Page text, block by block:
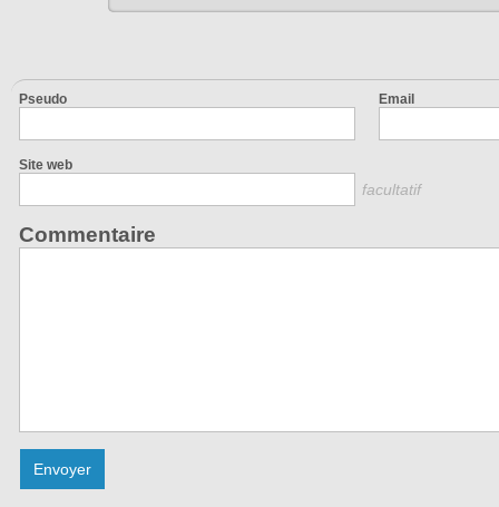
Pseudo Email
Site web
facultatif
Commentaire